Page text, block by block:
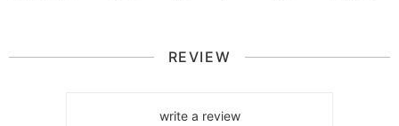
REVIEW
write a review